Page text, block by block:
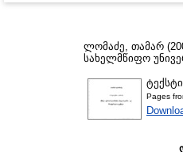
ლომაძე, თამარ
სახელმწიფო
ტექსტი
Pages